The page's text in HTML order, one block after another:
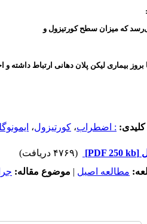
:
که میزان سطح کورتیزول و
بروز بیماری لیکن پلان دهانی ارتباط داشته و
: اضطراب، کورتیزول،
[PDF 250 kb]
(۴۷۶۹ دریافت)
مطالعه اصیل | موضوع مقاله: